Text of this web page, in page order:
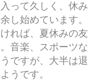
って久しく、休
し始めています
れば、夏休みの
音楽、スポーツ
ですが、大半は
うです。